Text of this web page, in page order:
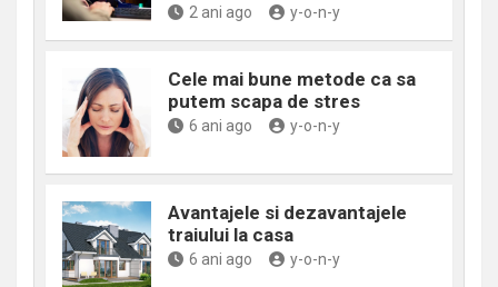
2 ani ago y-o-n-y
Cele mai bune metode ca sa
putem scapa de stres
6 ani ago y-o-n-y
Avantajele si dezavantajele
traiului la casa
6 ani ago y-o-n-y